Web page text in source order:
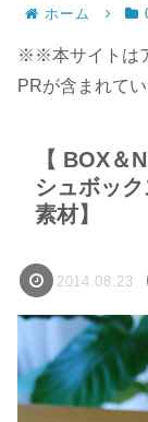
ホーム
※※本サイトは
PRが含まれて
【 BOX＆
シュボッ
素材】
2014.08.23